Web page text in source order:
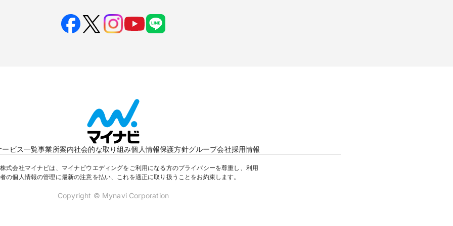
ービス一覧事業所案内社会的な取り組み個人情報保護方針グループ会社採用情報
株式会社マイナビは、マイナビウエディングをご利用になる方のプライバシーを尊重し、利用
者の個人情報の管理に最新の注意を払い、これを適正に取り扱うことをお約束します。
Copyright © Mynavi Corporation